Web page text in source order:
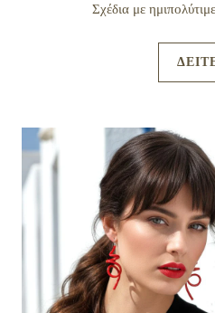
Σχέδια με